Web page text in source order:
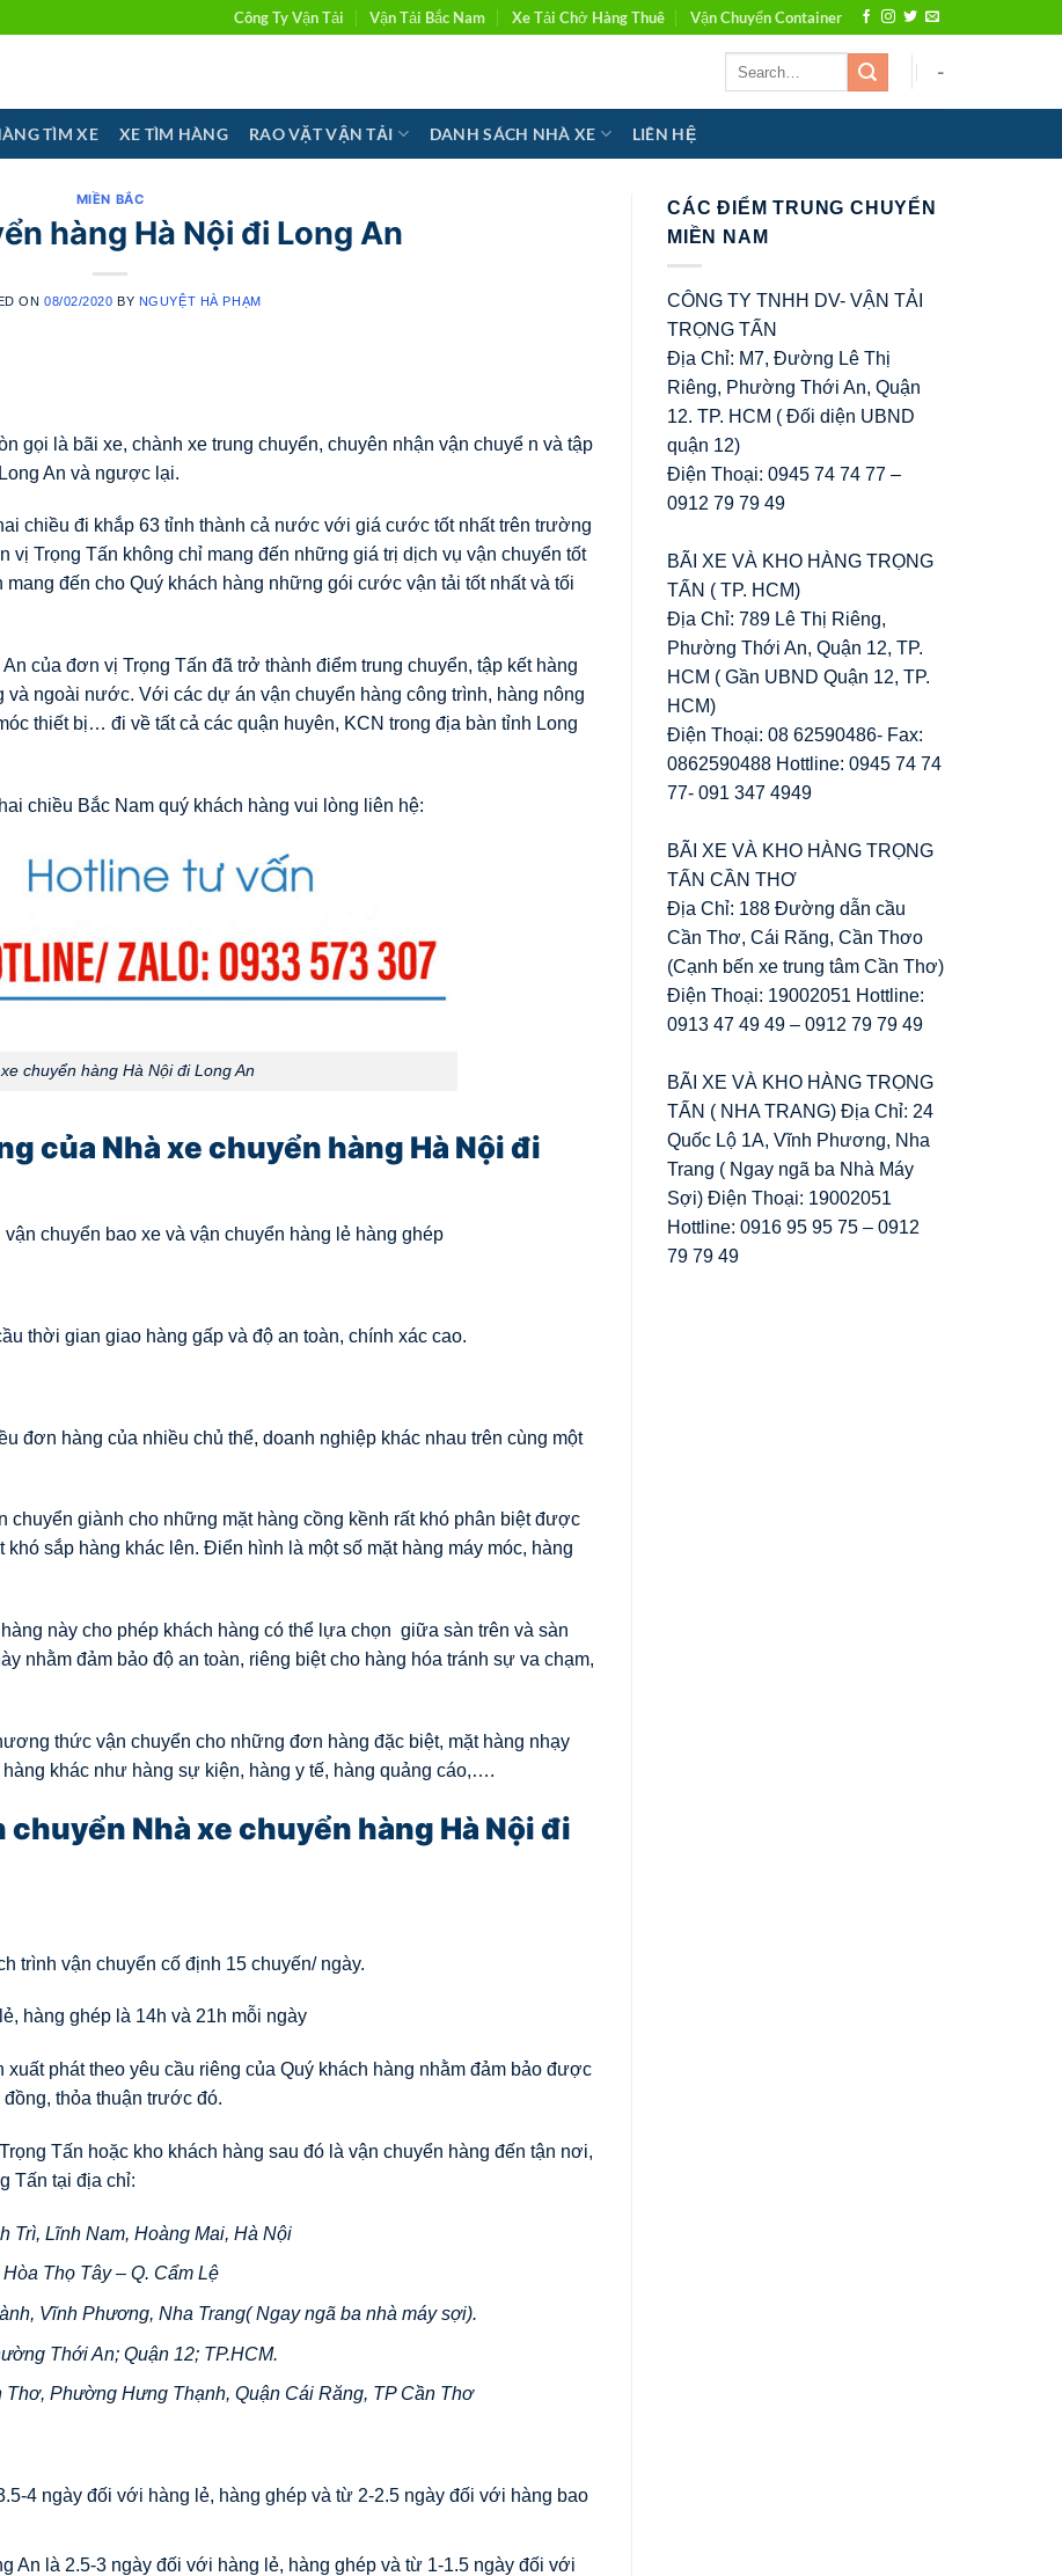
Công Ty Vận Tải Vận Tải Bắc Nam Xe Tải Chở Hàng Thuê Vận Chuyển Container
-
TÌM XE XE TÌM HÀNG RAO VẶT VẬN TẢI DANH SÁCH NHÀ XE LIÊN HỆ
MIỀN BẮC
hàng Hà Nội đi Long An
ON 08/02/2020 BY NGUYỆT HÀ PHẠM
gọi là bãi xe, chành xe trung chuyển, chuyên nhận vận chuyể n và tập
An và ngược lại.
chiều đi khắp 63 tỉnh thành cả nước với giá cước tốt nhất trên trường
vị Trọng Tấn không chỉ mang đến những giá trị dịch vụ vận chuyển tốt
đến cho Quý khách hàng những gói cước vận tải tốt nhất và tối
của đơn vị Trọng Tấn đã trở thành điểm trung chuyển, tập kết hàng
và ngoài nước. Với các dự án vận chuyển hàng công trình, hàng nông
thiết bị… đi về tất cả các quận huyên, KCN trong địa bàn tỉnh Long
chiều Bắc Nam quý khách hàng vui lòng liên hệ:
chuyển hàng Hà Nội đi Long An
của Nhà xe chuyển hàng Hà Nội đi
chuyển bao xe và vận chuyển hàng lẻ hàng ghép
thời gian giao hàng gấp và độ an toàn, chính xác cao.
đơn hàng của nhiều chủ thể, doanh nghiệp khác nhau trên cùng một
chuyển giành cho những mặt hàng cồng kềnh rất khó phân biệt được
sắp hàng khác lên. Điển hình là một số mặt hàng máy móc, hàng
này cho phép khách hàng có thể lựa chọn giữa sàn trên và sàn
nhằm đảm bảo độ an toàn, riêng biệt cho hàng hóa tránh sự va chạm,
thức vận chuyển cho những đơn hàng đặc biệt, mặt hàng nhạy
khác như hàng sự kiện, hàng y tế, hàng quảng cáo,….
Nhà xe chuyển hàng Hà Nội đi
trình vận chuyển cố định 15 chuyến/ ngày.
hàng ghép là 14h và 21h mỗi ngày
phát theo yêu cầu riêng của Quý khách hàng nhằm đảm bảo được
thỏa thuận trước đó.
Tấn hoặc kho khách hàng sau đó là vận chuyển hàng đến tận nơi,
Tấn tại địa chỉ:
Trì, Lĩnh Nam, Hoàng Mai, Hà Nội
Thọ Tây – Q. Cẩm Lệ
Vĩnh Phương, Nha Trang( Ngay ngã ba nhà máy sợi).
Thới An; Quận 12; TP.HCM.
Phường Hưng Thạnh, Quận Cái Răng, TP Cần Thơ
4 ngày đối với hàng lẻ, hàng ghép và từ 2-2.5 ngày đối với hàng bao
An là 2.5-3 ngày đối với hàng lẻ, hàng ghép và từ 1-1.5 ngày đối với
CÁC ĐIỂM TRUNG CHUYỂN
MIỀN NAM
CÔNG TY TNHH DV- VẬN TẢI
TRỌNG TẤN
Địa Chỉ: M7, Đường Lê Thị
Riêng, Phường Thới An, Quận
12. TP. HCM ( Đối diện UBND
quận 12)
Điện Thoại: 0945 74 74 77 –
0912 79 79 49
BÃI XE VÀ KHO HÀNG TRỌNG
TẤN ( TP. HCM)
Địa Chỉ: 789 Lê Thị Riêng,
Phường Thới An, Quận 12, TP.
HCM ( Gần UBND Quận 12, TP.
HCM)
Điện Thoại: 08 62590486- Fax:
0862590488 Hottline: 0945 74 74
77- 091 347 4949
BÃI XE VÀ KHO HÀNG TRỌNG
TẤN CẦN THƠ
Địa Chỉ: 188 Đường dẫn cầu
Cần Thơ, Cái Răng, Cần Thơo
(Cạnh bến xe trung tâm Cần Thơ)
Điện Thoại: 19002051 Hottline:
0913 47 49 49 – 0912 79 79 49
BÃI XE VÀ KHO HÀNG TRỌNG
TẤN ( NHA TRANG) Địa Chỉ: 24
Quốc Lộ 1A, Vĩnh Phương, Nha
Trang ( Ngay ngã ba Nhà Máy
Sợi) Điện Thoại: 19002051
Hottline: 0916 95 95 75 – 0912
79 79 49